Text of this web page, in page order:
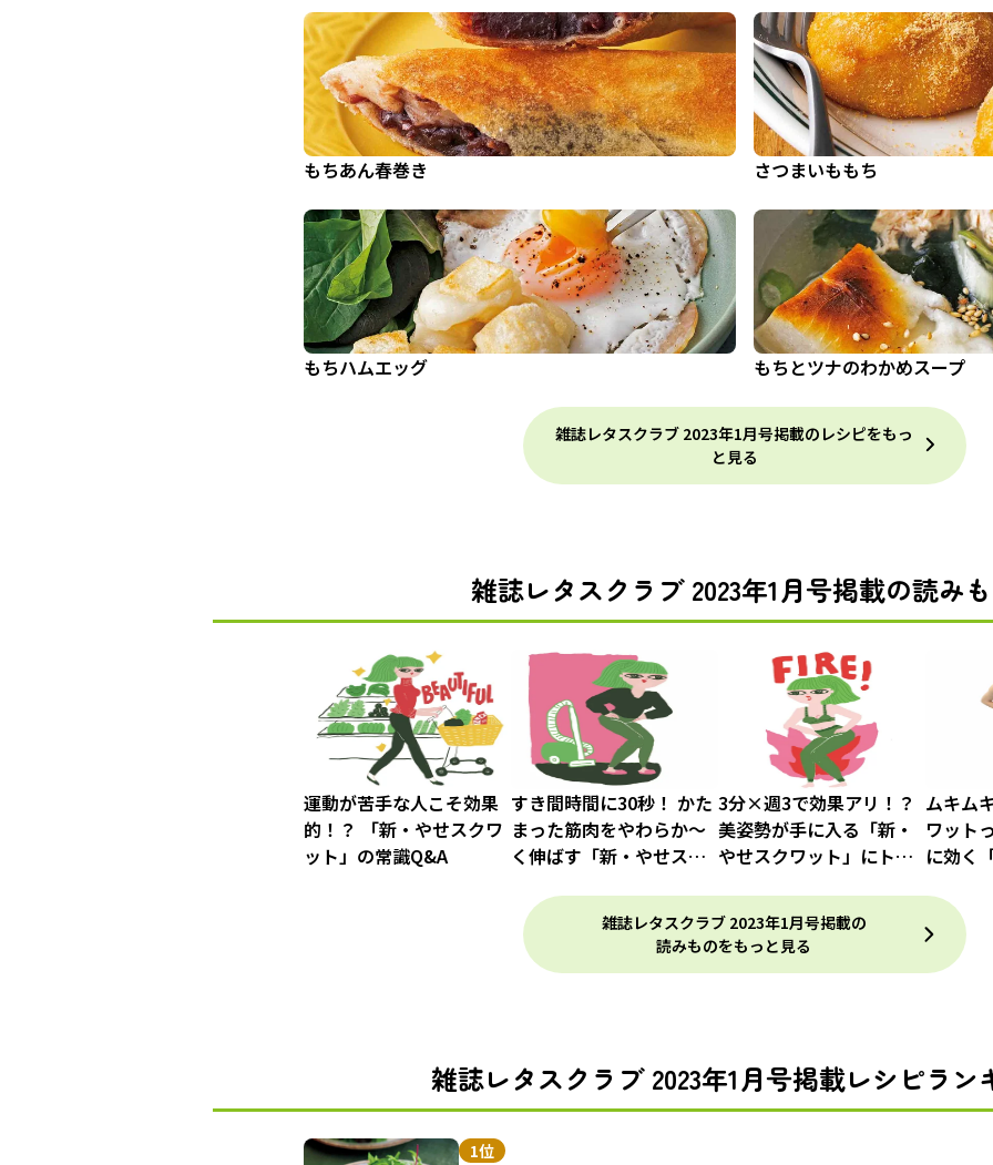
もちあん春巻き さつまいももち
もちハムエッグ もちとツナのわかめスープ
雑誌レタスクラブ 2023年1月号掲載のレシピをもっ
と見る
雑誌レタスクラブ 2023年1月号掲載の読み
運動が苦手な人こそ効果
的！？ 「新・やせスクワ
ット」の常識Q&A
すき間時間に30秒！ かた
まった筋肉をやわらか〜
く伸ばす「新・やせスト
3分×週3で効果アリ！？
美姿勢が手に入る「新・
やせスクワット」にトラ
ムキム
ワット
に効く
雑誌レタスクラブ 2023年1月号掲載の
読みものをもっと見る
雑誌レタスクラブ 2023年1月号掲載レシピラン
1位